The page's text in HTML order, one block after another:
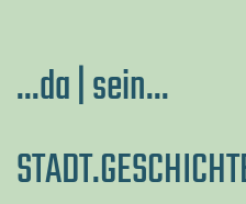
...da | sein...